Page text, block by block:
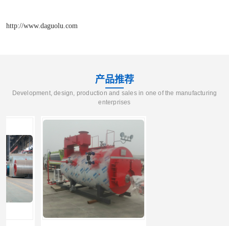
http://www.daguolu.com
产品推荐
Development, design, production and sales in one of the manufacturing
enterprises